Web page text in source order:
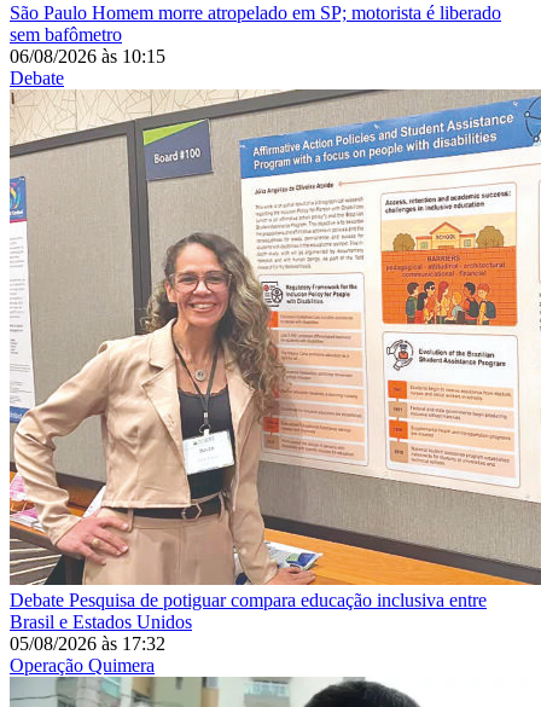
São Paulo Homem morre atropelado em SP; motorista é liberado
sem bafômetro
06/08/2026 às 10:15
Debate
Debate Pesquisa de potiguar compara educação inclusiva entre
Brasil e Estados Unidos
05/08/2026 às 17:32
Operação Quimera